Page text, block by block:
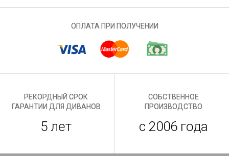
ОПЛАТА ПРИ ПОЛУЧЕНИИ
РЕКОРДНЫЙ СРОК
ГАРАНТИИ ДЛЯ ДИВАНОВ
5 лет
СОБСТВЕННОЕ
ПРОИЗВОДСТВО
с 2006 года